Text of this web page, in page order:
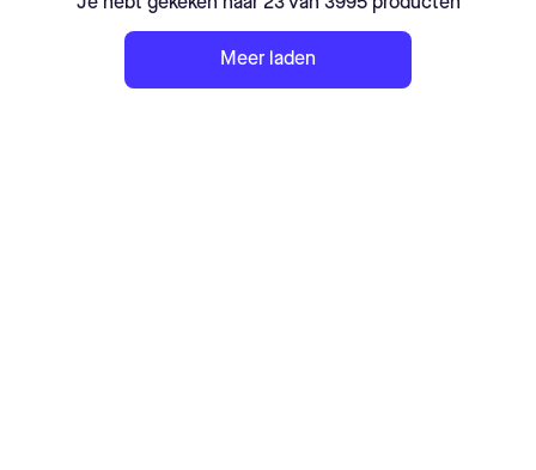
Meer laden